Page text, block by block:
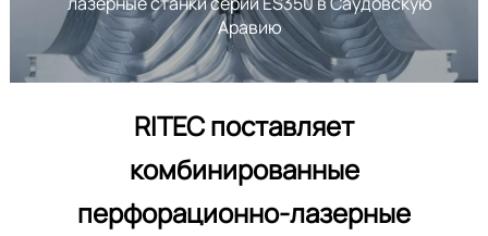
Аравию
RITEC поставляет
комбинированные
перфорационно-лазерные